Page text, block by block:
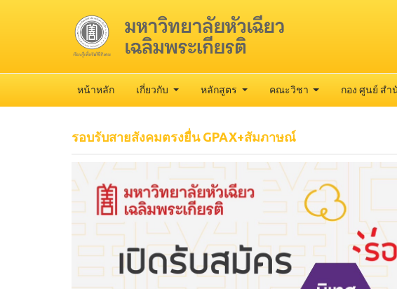
หน้าหลัก เกี่ยวกับ หลักสูตร คณะวิชา กอง ศูนย์ สำ
รอบรับสายสังคมตรงยื่น GPAX+สัมภาษณ์